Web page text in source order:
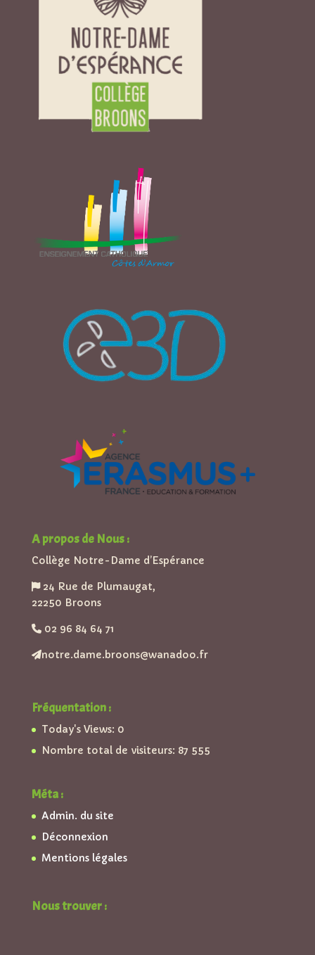
A propos de Nous :
Collège Notre-Dame d’Espérance
24 Rue de Plumaugat,
22250 Broons
02 96 84 64 71
notre.dame.broons@wanadoo.fr
Fréquentation :
Today's Views: 0
Nombre total de visiteurs: 87 555
Méta :
Admin. du site
Déconnexion
Mentions légales
Nous trouver :